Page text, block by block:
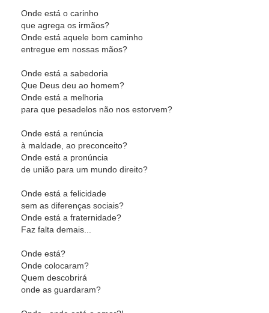
Onde está o carinho
que agrega os irmãos?
Onde está aquele bom caminho
entregue em nossas mãos?
Onde está a sabedoria
Que Deus deu ao homem?
Onde está a melhoria
para que pesadelos não nos estorvem?
Onde está a renúncia
à maldade, ao preconceito?
Onde está a pronúncia
de união para um mundo direito?
Onde está a felicidade
sem as diferenças sociais?
Onde está a fraternidade?
Faz falta demais...
Onde está?
Onde colocaram?
Quem descobrirá
onde as guardaram?